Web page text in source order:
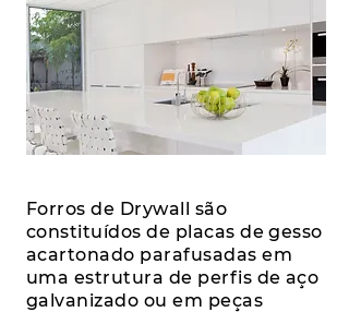
Forros de Drywall são
constituídos de placas de gesso
acartonado parafusadas em
uma estrutura de perfis de aço
galvanizado ou em peças